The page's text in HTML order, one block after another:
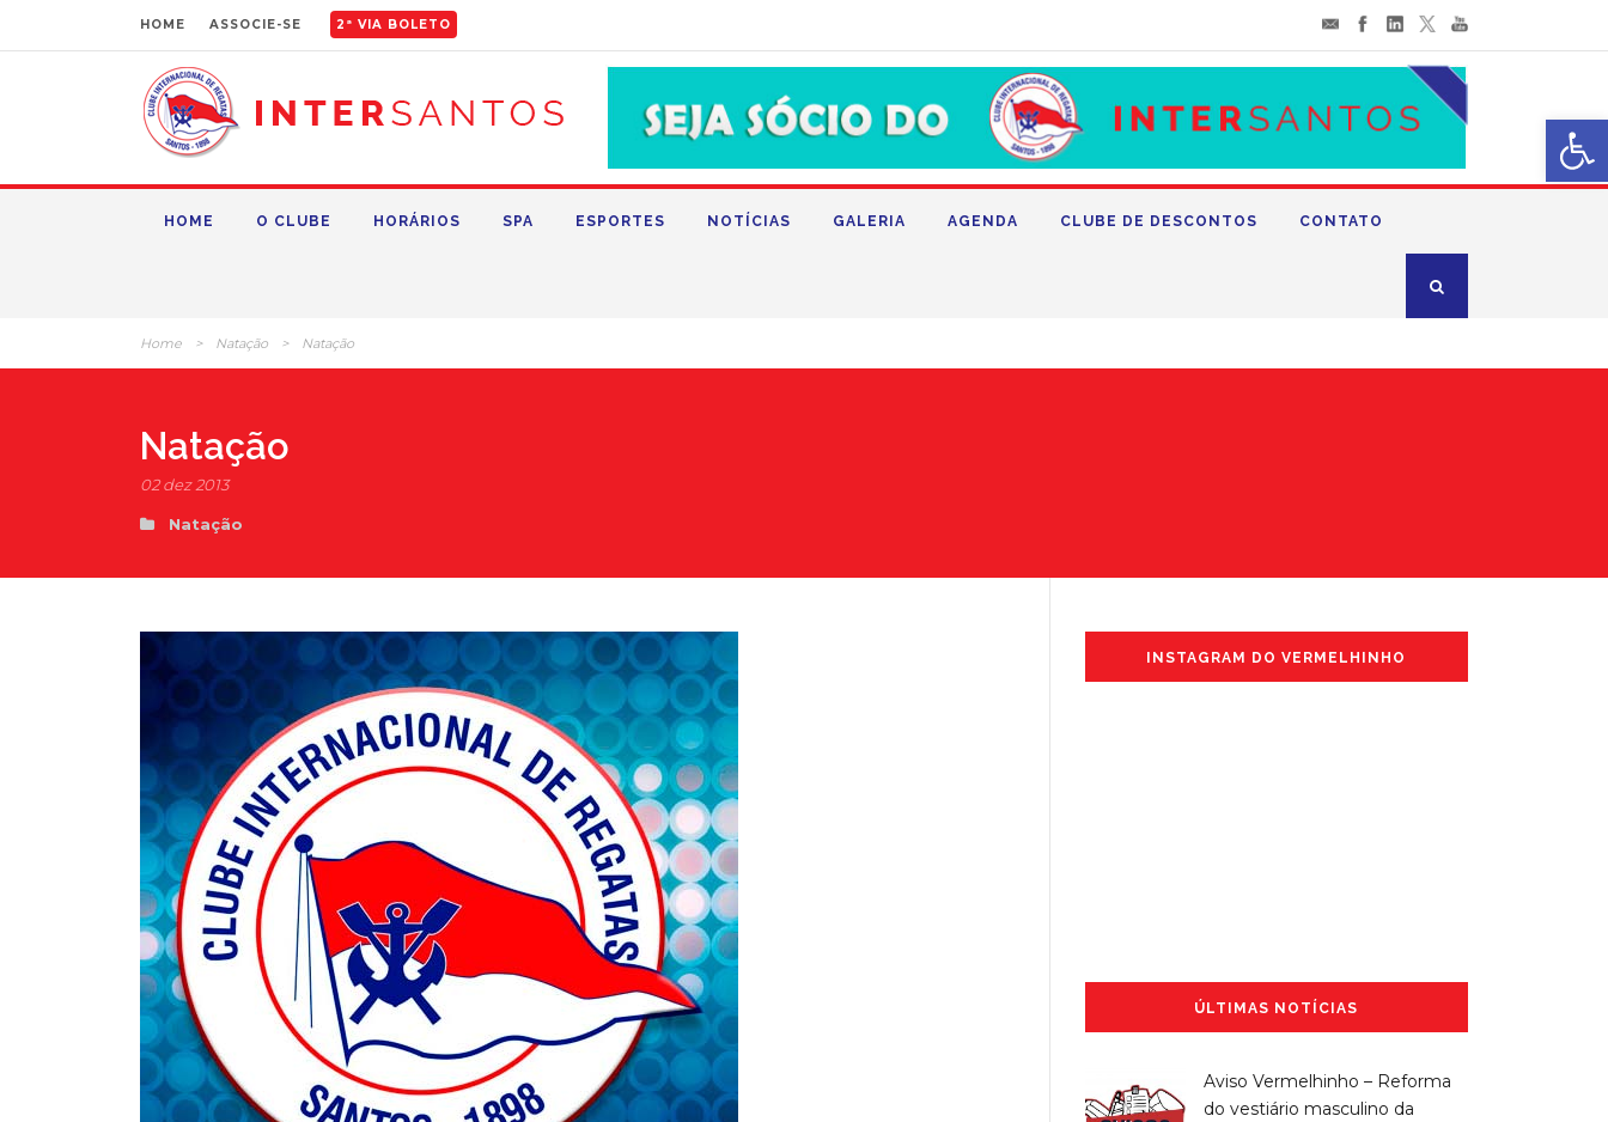
HOME ASSOCIE-SE 2ª VIA BOLETO
HOME O CLUBE HORÁRIOS SPA ESPORTES NOTÍCIAS GALERIA AGENDA CLUBE DE DESCONTOS CONTATO
Home > Natação > Natação
Natação
02 dez 2013
Natação
INSTAGRAM DO VERMELHINHO
ÚLTIMAS NOTÍCIAS
Aviso Vermelhinho – Reforma
do vestiário masculino da
Abrir